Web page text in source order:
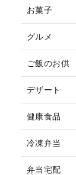
お菓子
グルメ
ご飯のお供
デザート
健康食品
冷凍弁当
弁当宅配